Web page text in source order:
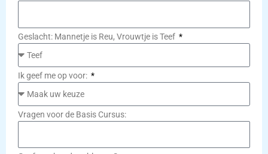
Geslacht: Mannetje is Reu, Vrouwtje is Teef
Ik geef me op voor:
Vragen voor de Basis Cursus: